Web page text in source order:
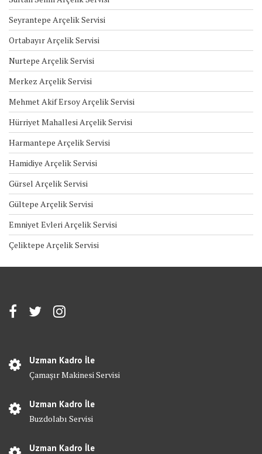
Seyrantepe Arçelik Servisi
Ortabayır Arçelik Servisi
Nurtepe Arçelik Servisi
Merkez Arçelik Servisi
Mehmet Akif Ersoy Arçelik Servisi
Hürriyet Mahallesi Arçelik Servisi
Harmantepe Arçelik Servisi
Hamidiye Arçelik Servisi
Gürsel Arçelik Servisi
Gültepe Arçelik Servisi
Emniyet Evleri Arçelik Servisi
Çeliktepe Arçelik Servisi
Uzman Kadro İle
Çamaşır Makinesi Servisi
Uzman Kadro İle
Buzdolabı Servisi
Uzman Kadro İle